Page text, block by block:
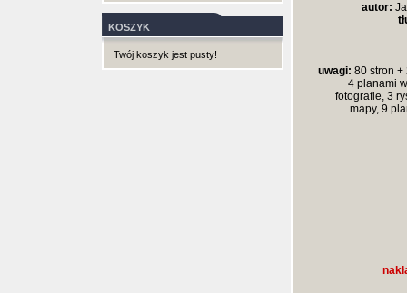
KOSZYK
Twój koszyk jest pusty!
autor:
uwagi: 80 stron +
4 planami
fotografie, 3
mapy, 9